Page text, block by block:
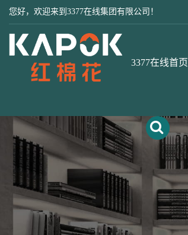
您好，欢迎来到3377在线集团有限公司！
3377在线首页